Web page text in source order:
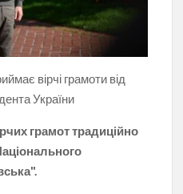
вірчі грамоти від
України
грамот традиційно